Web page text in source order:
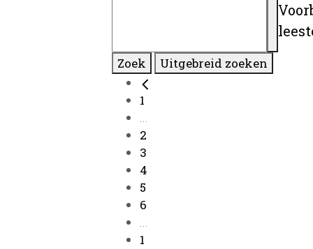
Zoek Uitgebreid zoeken
1
...
2
3
4
5
6
...
1